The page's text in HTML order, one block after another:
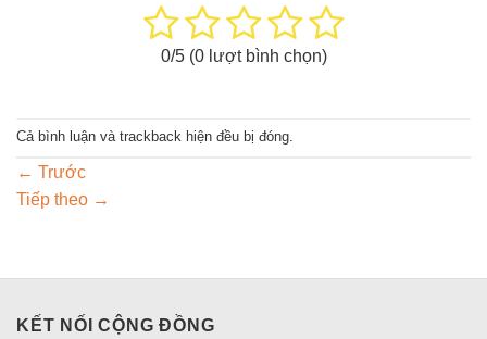
0/5 (0lượt bình chọn)
Cả bình luận và trackback hiện đều bị đóng.
← Trước
Tiếp theo →
KẾT NỐI CỘNG ĐỒNG